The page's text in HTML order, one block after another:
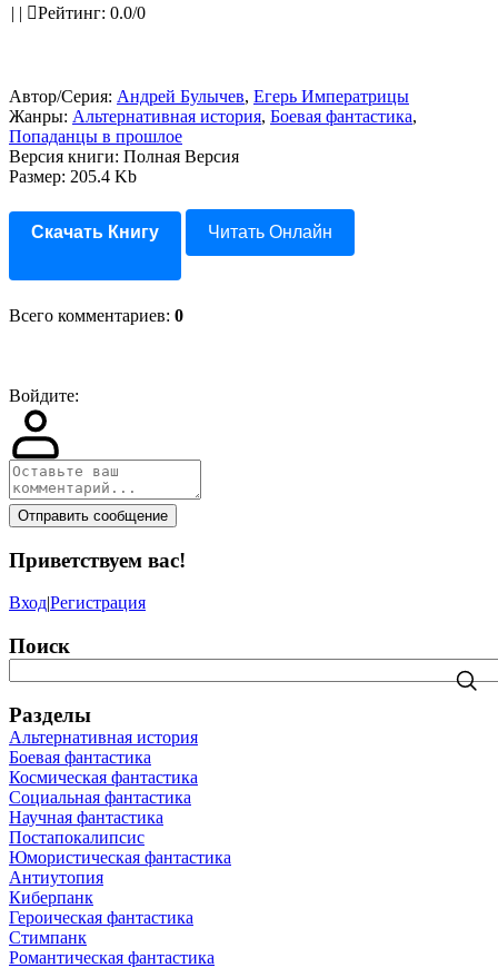
| | Рейтинг: 0.0/0
Автор/Серия: Андрей Булычев, Егерь Императрицы
Жанры: Альтернативная история, Боевая фантастика,
Попаданцы в прошлое
Версия книги: Полная Версия
Размер: 205.4 Kb
Скачать Книгу Читать Онлайн
Всего комментариев: 0
Войдите:
Отправить сообщение
Приветствуем вас!
Вход|Регистрация
Поиск
Разделы
Альтернативная история
Боевая фантастика
Космическая фантастика
Социальная фантастика
Научная фантастика
Постапокалипсис
Юмористическая фантастика
Антиутопия
Киберпанк
Героическая фантастика
Стимпанк
Романтическая фантастика